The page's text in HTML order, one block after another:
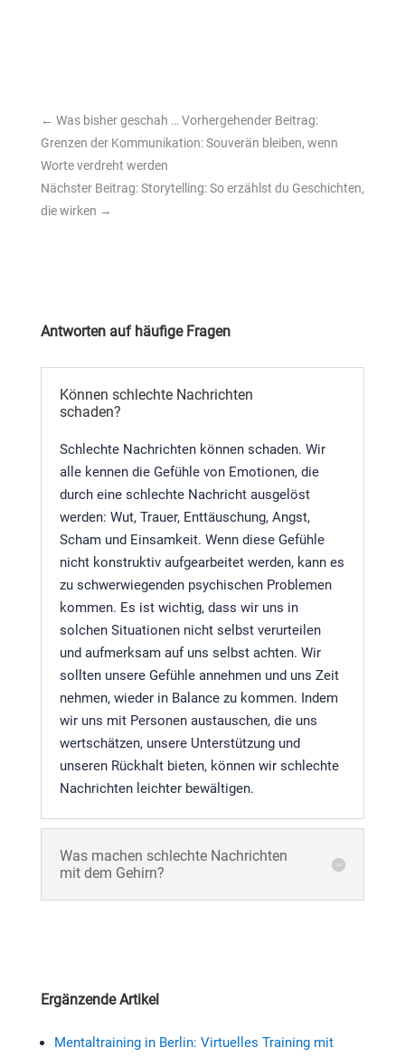
← Was bisher geschah … Vorhergehender Beitrag:
Grenzen der Kommunikation: Souverän bleiben, wenn
Worte verdreht werden
Nächster Beitrag: Storytelling: So erzählst du Geschichten,
die wirken →
Antworten auf häufige Fragen
Können schlechte Nachrichten
schaden?
Schlechte Nachrichten können schaden. Wir
alle kennen die Gefühle von Emotionen, die
durch eine schlechte Nachricht ausgelöst
werden: Wut, Trauer, Enttäuschung, Angst,
Scham und Einsamkeit. Wenn diese Gefühle
nicht konstruktiv aufgearbeitet werden, kann es
zu schwerwiegenden psychischen Problemen
kommen. Es ist wichtig, dass wir uns in
solchen Situationen nicht selbst verurteilen
und aufmerksam auf uns selbst achten. Wir
sollten unsere Gefühle annehmen und uns Zeit
nehmen, wieder in Balance zu kommen. Indem
wir uns mit Personen austauschen, die uns
wertschätzen, unsere Unterstützung und
unseren Rückhalt bieten, können wir schlechte
Nachrichten leichter bewältigen.
Was machen schlechte Nachrichten
mit dem Gehirn?
Ergänzende Artikel
Mentaltraining in Berlin: Virtuelles Training mit